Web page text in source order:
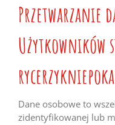
Przetwarzanie
Użytkowników
Dane osobowe to
zidentyfikowanej lub